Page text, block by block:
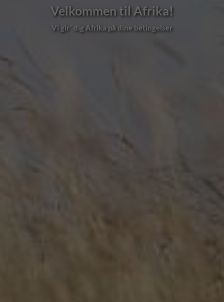
Velkommen til Afrika!
Vi gir´ dig Afrika på dine betingelser